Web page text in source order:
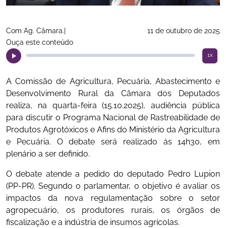
Com Ag. Câmara.|
11 de outubro de 2025
Ouça este conteúdo
1x
A Comissão de Agricultura, Pecuária, Abastecimento e
Desenvolvimento Rural da Câmara dos Deputados
realiza, na quarta-feira (15.10.2025), audiência pública
para discutir o Programa Nacional de Rastreabilidade de
Produtos Agrotóxicos e Afins do Ministério da Agricultura
e Pecuária. O debate será realizado às 14h30, em
plenário a ser definido.
O debate atende a pedido do deputado Pedro Lupion
(PP-PR). Segundo o parlamentar, o objetivo é avaliar os
impactos da nova regulamentação sobre o setor
agropecuário, os produtores rurais, os órgãos de
fiscalização e a indústria de insumos agrícolas.